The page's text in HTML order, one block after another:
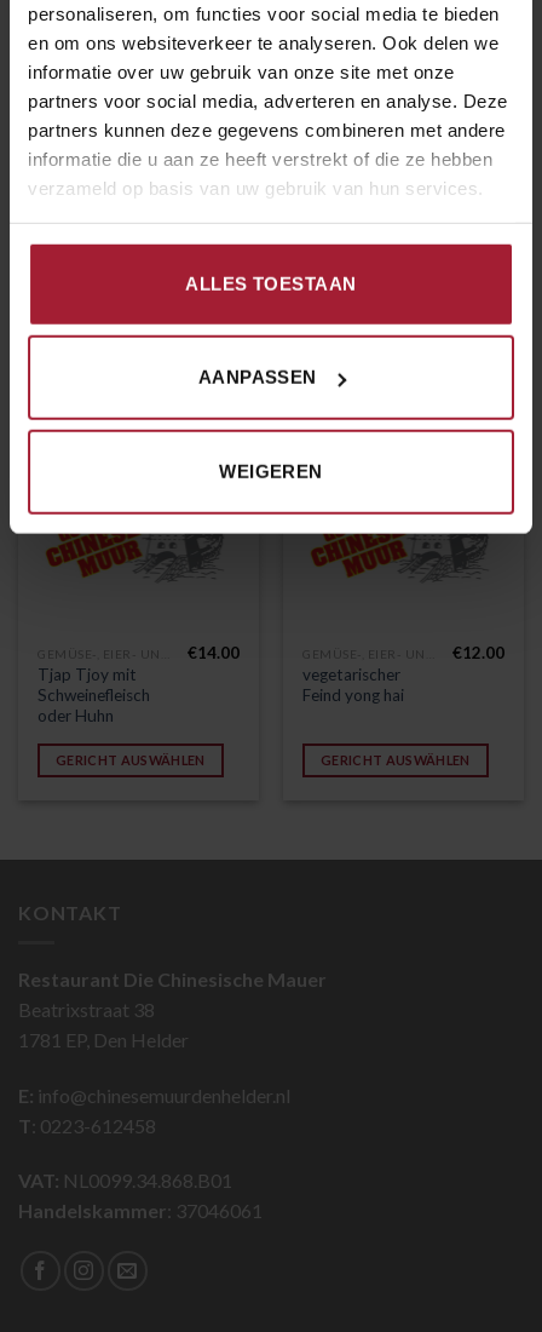
personaliseren, om functies voor social media te bieden
en om ons websiteverkeer te analyseren. Ook delen we
informatie over uw gebruik van onze site met onze
partners voor social media, adverteren en analyse. Deze
partners kunnen deze gegevens combineren met andere
informatie die u aan ze heeft verstrekt of die ze hebben
verzameld op basis van uw gebruik van hun services.
ALLES TOESTAAN
AANPASSEN
WEIGEREN
GERICHT AUSWÄHLEN GERICHT AUSWÄHLEN
Tjap Tjoy mit
tjap tjoy mit Tofu
GERICHT AUSWÄHLEN
Tjap Tjoy mit
Schweinefleisch
oder Huhn
€14.00
GERICHT AUSWÄHLEN
vegetarischer
Feind yong hai
€12.00
GERICHT AUSWÄHLEN
KONTAKT
Restaurant Die Chinesische Mauer
Beatrixstraat 38
1781 EP, Den Helder
E: info@chinesemuurdenhelder.nl
T: 0223-612458
VAT: NL0099.34.868.B01
Handelskammer: 37046061